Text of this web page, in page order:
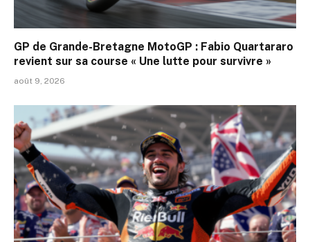
GP de Grande-Bretagne MotoGP : Fabio Quartararo
revient sur sa course « Une lutte pour survivre »
août 9, 2026